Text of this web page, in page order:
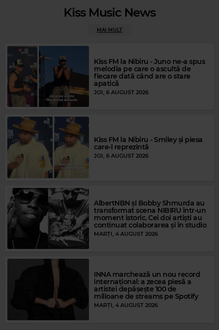
Rock Blues
STEVIE RAY VAUGHAN THE SKY IS CRYING
Magic FM
Kiss Music News
MAI MULT
Kiss FM la Nibiru - Juno ne-a spus
melodia pe care o ascultă de
fiecare dată când are o stare
apatică
JOI, 6 AUGUST 2026
Kiss FM la Nibiru - Smiley și piesa
care-l reprezintă
JOI, 6 AUGUST 2026
AlbertNBN și Bobby Shmurda au
transformat scena NIBIRU într-un
moment istoric. Cei doi artiști au
continuat colaborarea și în studio
MARȚI, 4 AUGUST 2026
INNA marchează un nou record
internațional: a zecea piesă a
artistei depășește 100 de
milioane de streams pe Spotify
MARȚI, 4 AUGUST 2026